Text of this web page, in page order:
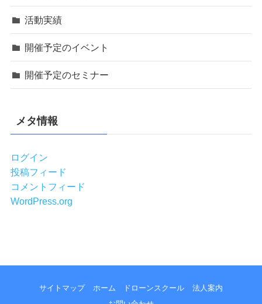
活動実績
開催予定のイベント
開催予定のセミナー
メタ情報
ログイン
投稿フィード
コメントフィード
WordPress.org
サイトマップ ホーム ドローンスクール
法人案内